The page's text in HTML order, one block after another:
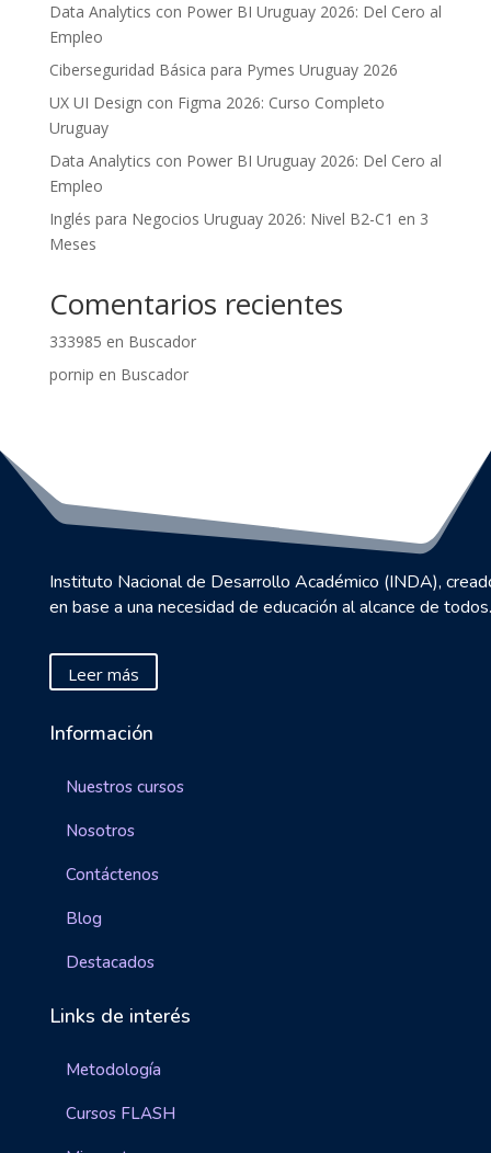
Data Analytics con Power BI Uruguay 2026: Del Cero al
Empleo
Ciberseguridad Básica para Pymes Uruguay 2026
UX UI Design con Figma 2026: Curso Completo
Uruguay
Data Analytics con Power BI Uruguay 2026: Del Cero al
Empleo
Inglés para Negocios Uruguay 2026: Nivel B2-C1 en 3
Meses
Comentarios recientes
333985 en Buscador
pornip en Buscador
Instituto Nacional de Desarrollo Académico (INDA),
en base a una necesidad de educación al alcance de todos.
Leer más
Información
Nuestros cursos
Nosotros
Contáctenos
Blog
Destacados
Links de interés
Metodología
Cursos FLASH